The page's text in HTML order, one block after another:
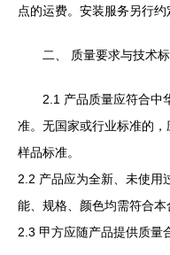
点的运费。安装服务另行约
二、 质量要求与技术
2.1 产品质量应符合中
准。无国家或行业标准的
样品标准。
2.2 产品应为全新、未使用
能、规格、颜色均需符合本
2.3 甲方应随产品提供质量